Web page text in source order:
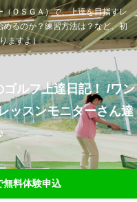
ＯＳＧＡ）で、上達を目指すレ
るのか？練習方法は？など、初
ますよ）
ルフ上達日記！ /ワン
ッスンモニターさん達
無料体験申込